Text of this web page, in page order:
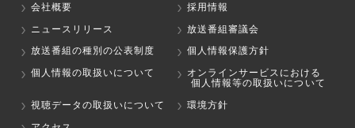
会社概要
採用情報
ニュースリリース
放送番組審議会
放送番組の種別の公表制度
個人情報保護方針
個人情報の取扱いについて
オンラインサービスにおける
個人情報等の取扱いについて
視聴データの取扱いについて
環境方針